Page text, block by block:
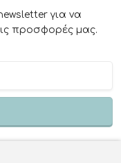
για να
προσφορές μας.